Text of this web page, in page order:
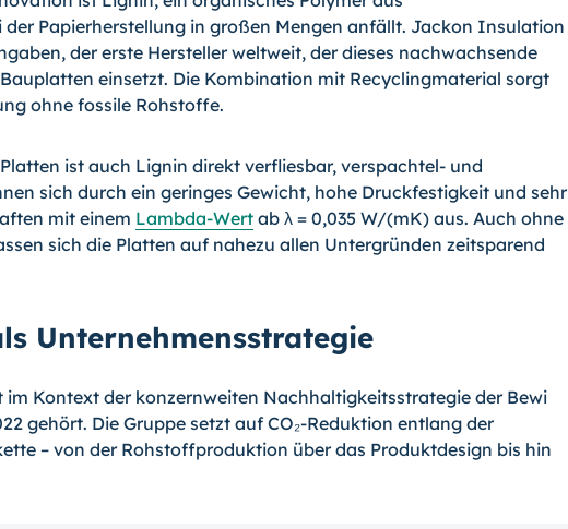
der Papierherstellung in großen Mengen anfällt. Jackon Insulation
der erste Hersteller weltweit, der dieses nachwachsende
einsetzt. Die Kombination mit Recyclingmaterial sorgt
ohne fossile Rohstoffe.
ist auch Lignin direkt verfliesbar, verspachtel- und
sich durch ein geringes Gewicht, hohe Druckfestigkeit und sehr
mit einem Lambda-Wert ab λ = 0,035 W/(mK) aus. Auch ohne
sich die Platten auf nahezu allen Untergründen zeitsparend
Unternehmensstrategie
Kontext der konzernweiten Nachhaltigkeitsstrategie der Bewi
gehört. Die Gruppe setzt auf CO₂-Reduktion entlang der
– von der Rohstoffproduktion über das Produktdesign bis hin